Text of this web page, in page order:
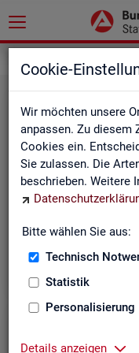
Cookie-
Wir möchten unsere
anpassen. Zu diesem
Cookies ein.
Sie zulassen. Die
beschrieben. Weitere
Bitte wählen Sie aus:
Technisch
Statistik
Personalisierung
Details anzeigen
Die Gesetze und
Statistik der BA